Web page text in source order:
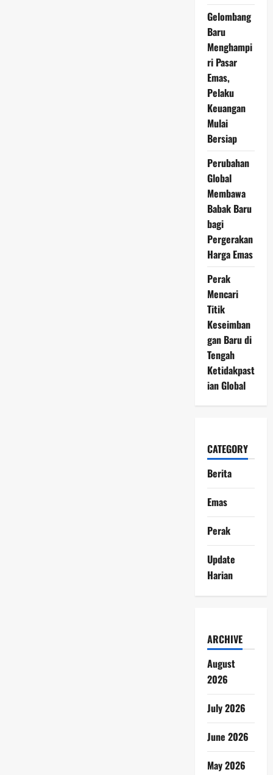
Gelombang
Baru
Menghampi
ri Pasar
Emas,
Pelaku
Keuangan
Mulai
Bersiap
Perubahan
Global
Membawa
Babak Baru
bagi
Pergerakan
Harga Emas
Perak
Mencari
Titik
Keseimban
gan Baru di
Tengah
Ketidakpast
ian Global
CATEGORY
Berita
Emas
Perak
Update
Harian
ARCHIVE
August
2026
July 2026
June 2026
May 2026